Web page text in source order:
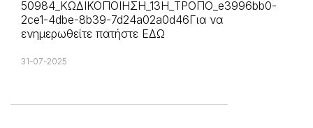
50984_ΚΩΔΙΚΟΠΟΙΗΣΗ_13Η_ΤΡΟΠΟ_e3996bb0-
2ce1-4dbe-8b39-7d24a02a0d46Για να
ενημερωθείτε πατήστε ΕΔΩ
31-07-2025